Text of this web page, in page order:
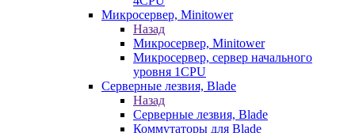
Микросервер, Minitower
Назад
Микросервер, Minitower
Микросервер, сервер начального
уровня 1CPU
Серверные лезвия, Blade
Назад
Серверные лезвия, Blade
Коммутаторы для Blade